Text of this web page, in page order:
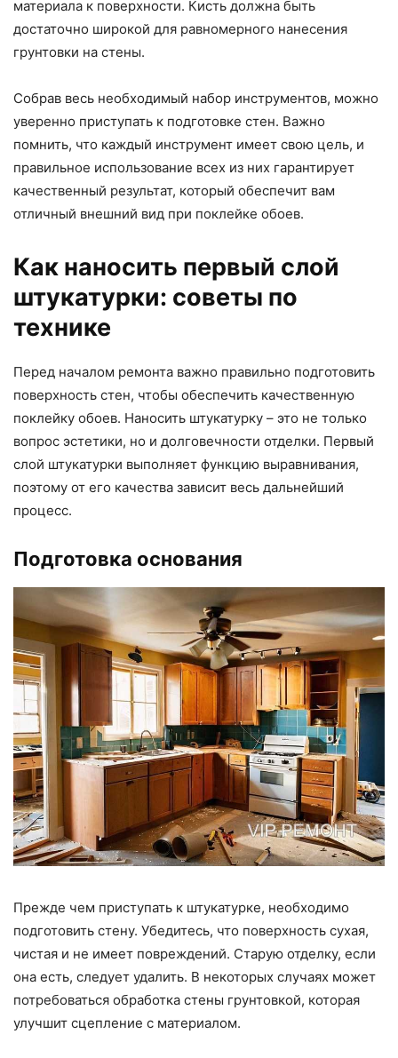
материала к поверхности. Кисть должна быть
достаточно широкой для равномерного нанесения
грунтовки на стены.
Собрав весь необходимый набор инструментов, можно
уверенно приступать к подготовке стен. Важно
помнить, что каждый инструмент имеет свою цель, и
правильное использование всех из них гарантирует
качественный результат, который обеспечит вам
отличный внешний вид при поклейке обоев.
Как наносить первый слой
штукатурки: советы по
технике
Перед началом ремонта важно правильно подготовить
поверхность стен, чтобы обеспечить качественную
поклейку обоев. Наносить штукатурку – это не только
вопрос эстетики, но и долговечности отделки. Первый
слой штукатурки выполняет функцию выравнивания,
поэтому от его качества зависит весь дальнейший
процесс.
Подготовка основания
Прежде чем приступать к штукатурке, необходимо
подготовить стену. Убедитесь, что поверхность сухая,
чистая и не имеет повреждений. Старую отделку, если
она есть, следует удалить. В некоторых случаях может
потребоваться обработка стены грунтовкой, которая
улучшит сцепление с материалом.